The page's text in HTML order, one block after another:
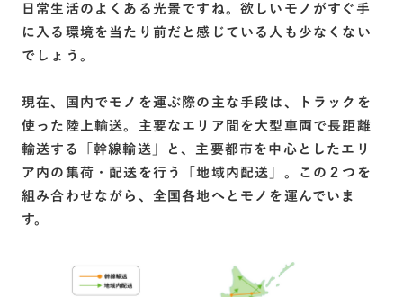
日常生活のよくある光景ですね。欲しいモノがすぐ手
に入る環境を当たり前だと感じている人も少なくない
でしょう。
現在、国内でモノを運ぶ際の主な手段は、トラックを
使った陸上輸送。主要なエリア間を大型車両で長距離
輸送する「幹線輸送」と、主要都市を中心としたエリ
ア内の集荷・配送を行う「地域内配送」。この２つを
組み合わせながら、全国各地へとモノを運んでいま
す。